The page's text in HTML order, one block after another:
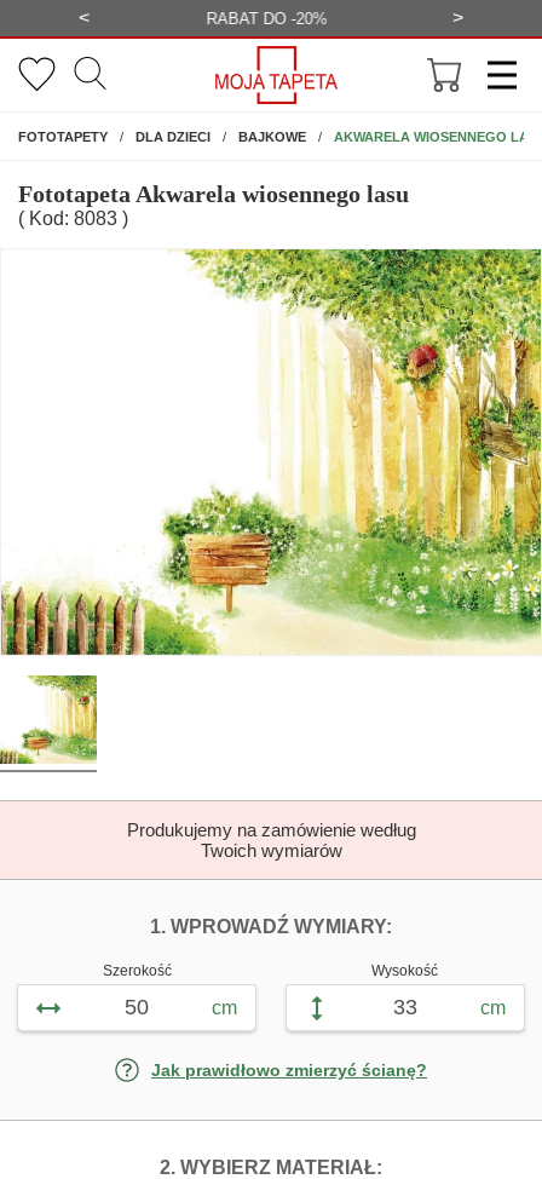
< BEZPŁATNA WIZUALIZACJA >
FOTOTAPETYNA ŚCIANĘ
DLA DZIECI BAJKOWE AKWARELA WIOSENNEGO
Fototapeta Akwarela wiosennego lasu
( Kod: 8083 )
Produkujemy na zamówienie według
Twoich wymiarów
1. WPROWADŹ WYMIARY:
Szerokość
cm
Wysokość
cm
Jak prawidłowo zmierzyć ścianę?
2. WYBIERZ MATERIAŁ: